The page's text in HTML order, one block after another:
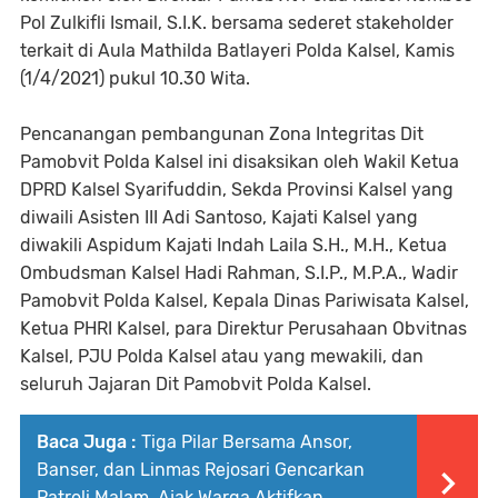
Pol Zulkifli Ismail, S.I.K. bersama sederet stakeholder
terkait di Aula Mathilda Batlayeri Polda Kalsel, Kamis
(1/4/2021) pukul 10.30 Wita.
Pencanangan pembangunan Zona Integritas Dit
Pamobvit Polda Kalsel ini disaksikan oleh Wakil Ketua
DPRD Kalsel Syarifuddin, Sekda Provinsi Kalsel yang
diwaili Asisten III Adi Santoso, Kajati Kalsel yang
diwakili Aspidum Kajati Indah Laila S.H., M.H., Ketua
Ombudsman Kalsel Hadi Rahman, S.I.P., M.P.A., Wadir
Pamobvit Polda Kalsel, Kepala Dinas Pariwisata Kalsel,
Ketua PHRI Kalsel, para Direktur Perusahaan Obvitnas
Kalsel, PJU Polda Kalsel atau yang mewakili, dan
seluruh Jajaran Dit Pamobvit Polda Kalsel.
Baca Juga : Tiga Pilar Bersama Ansor,
Banser, dan Linmas Rejosari Gencarkan